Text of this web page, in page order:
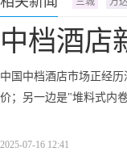
中档酒店
中国中档酒店市场正经
价；另一边是"堆料式内卷
2025-07-16 12:41